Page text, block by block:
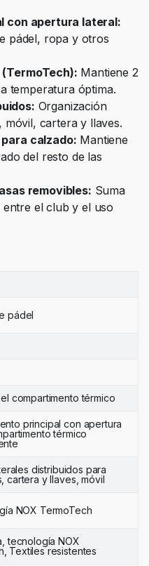
con apertura lateral:
pádel, ropa y otros
Mantiene 2
temperatura óptima.
Organización
móvil, cartera y llaves.
calzado: Mantiene
del resto de las
removibles: Suma
el club y el uso
pádel
compartimento térmico
principal con apertura
térmico
distribuidos para
cartera y llaves, móvil
NOX TermoTech
tecnología NOX
Textiles resistentes